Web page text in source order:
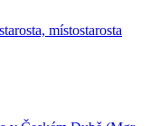
místostarosta